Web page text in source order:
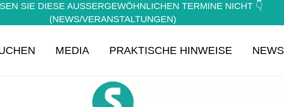
SIE DIESE AUSSERGEWÖHNLICHEN TERMINE NICHT 👇 (
NEWS/VERANSTALTUNGEN)
MEDIA PRAKTISCHE HINWEISE NEWS